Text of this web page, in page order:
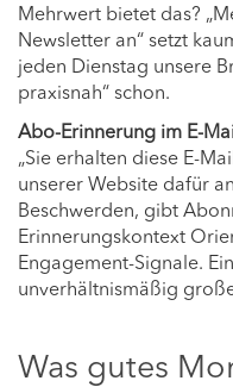
Mehrwert bietet das?
Newsletter an“ setzt
jeden Dienstag unsere
praxisnah“ schon.
Abo-Erinnerung im E-
„Sie erhalten diese E-
unserer Website dafür
Beschwerden, gibt
Erinnerungskontext
Engagement-Signale.
unverhältnismäßig
Was gutes